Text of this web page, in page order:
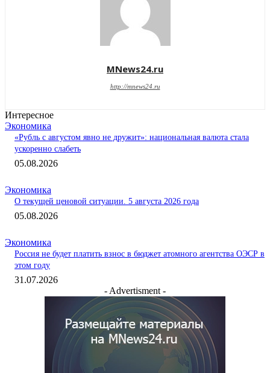
MNews24.ru
http://mnews24.ru
Интересное
Экономика
«Рубль с августом явно не дружит»: национальная валюта стала
ускоренно слабеть
05.08.2026
Экономика
О текущей ценовой ситуации. 5 августа 2026 года
05.08.2026
Экономика
Россия не будет платить взнос в бюджет атомного агентства ОЭСР в
этом году
31.07.2026
- Advertisment -